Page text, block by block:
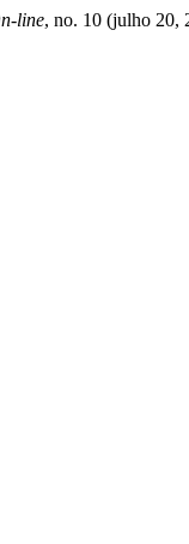
line, no. 10 (julho 20,